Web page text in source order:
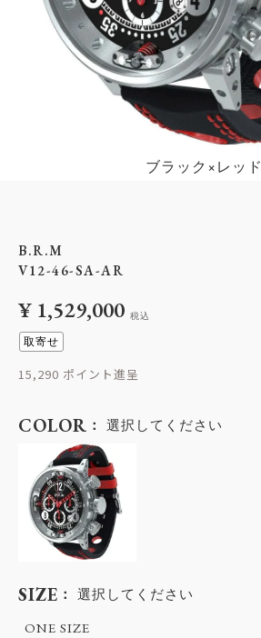
ブラック×レッド
B.R.M
V12-46-SA-AR
¥ 1,529,000 税込
取寄せ
15,290
SIZE 選択してください
ONE SIZE
COLOR 選択してください